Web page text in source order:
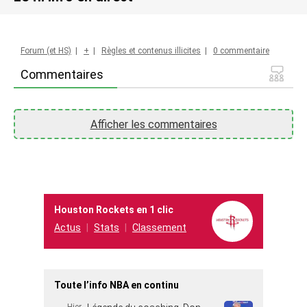
Commentaires
Forum (et HS) + Règles et contenus illicites 0 commentaire
Afficher les commentaires
Houston Rockets en 1 clic
Actus
Stats Classement
Toute l’info NBA en continu